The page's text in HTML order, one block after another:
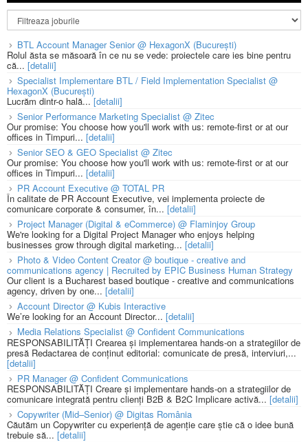
BTL Account Manager Senior @ HexagonX (București)
Rolul ăsta se măsoară în ce nu se vede: proiectele care ies bine pentru
că... [detalii]
Specialist Implementare BTL / Field Implementation Specialist @
HexagonX (București)
Lucrăm dintr-o hală...[detalii]
Senior Performance Marketing Specialist @ Zitec
Our promise: You choose how you'll work with us: remote-first or at our
offices in Timpuri... [detalii]
Senior SEO & GEO Specialist @ Zitec
Our promise: You choose how you'll work with us: remote-first or at our
offices in Timpuri... [detalii]
PR Account Executive @ TOTAL PR
În calitate de PR Account Executive, vei implementa proiecte de
comunicare corporate & consumer, în... [detalii]
Project Manager (Digital & eCommerce) @ Flaminjoy Group
We're looking for a Digital Project Manager who enjoys helping
businesses grow through digital marketing... [detalii]
Photo & Video Content Creator @ boutique - creative and
communications agency | Recruited by EPIC Business Human Strategy
Our client is a Bucharest based boutique - creative and communications
agency, driven by one... [detalii]
Account Director @ Kubis Interactive
We’re looking for an Account Director... [detalii]
Media Relations Specialist @ Confident Communications
RESPONSABILITĂȚI Crearea și implementarea hands-on a strategiilor de
presă Redactarea de conținut editorial: comunicate de presă, interviuri,...
[detalii]
PR Manager @ Confident Communications
RESPONSABILITĂȚI Creare și implementare hands-on a strategiilor de
comunicare integrată pentru clienți B2B & B2C Implicare activă... [detalii]
Copywriter (Mid–Senior) @ Digitas România
Căutăm un Copywriter cu experiență de agenție care știe că o idee bună
trebuie să... [detalii]